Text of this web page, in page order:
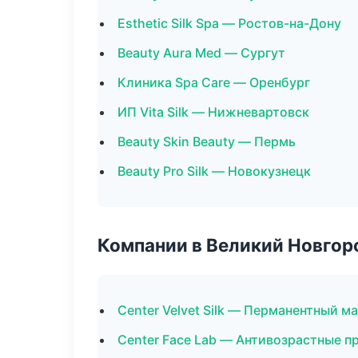
Esthetic Silk Spa — Ростов-на-Дону
Beauty Aura Med — Сургут
Клиника Spa Care — Оренбург
ИП Vita Silk — Нижневартовск
Beauty Skin Beauty — Пермь
Beauty Pro Silk — Новокузнецк
Компании в Великий
Center Velvet Silk — Перманентный
Center Face Lab — Антивозрастные